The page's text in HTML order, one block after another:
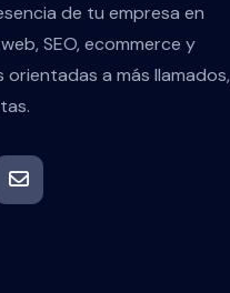
de tu empresa en
SEO, ecommerce y
orientadas a más llamados,